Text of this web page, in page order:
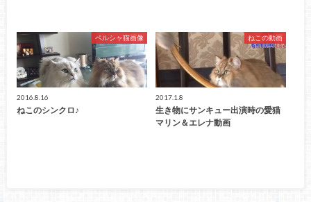
ペルシャ猫画像
2016.8.16
ねこのシンクロ♪
ねこの動画
2017.1.8
生き物にサンキュー出演時の愛猫
マリン＆エレナ動画